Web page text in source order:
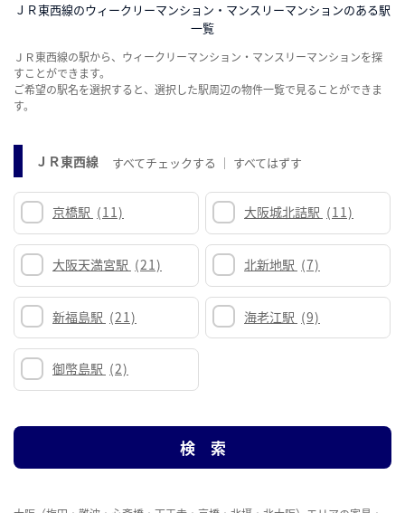
ＪＲ東西線のウィークリーマンション・マンスリーマンションのある駅
一覧
ＪＲ東西線の駅から、ウィークリーマンション・マンスリーマンションを探
すことができます。
ご希望の駅名を選択すると、選択した駅周辺の物件一覧で見ることができま
す。
ＪＲ東西線 すべてチェックする すべてはずす
京橋駅 (11) 大阪城北詰駅 (11)
大阪天満宮駅 (21) 北新地駅 (7)
新福島駅 (21) 海老江駅 (9)
御幣島駅 (2)